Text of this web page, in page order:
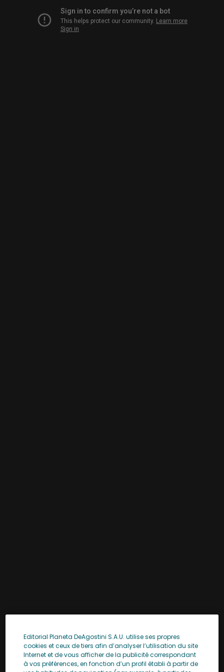
Editorial Planeta DeAgostini S.A.U. utilise ses propres
cookies et ceux de tiers afin d’analyser l’utilisation du site
Internet et de vous afficher de la publicité correspondant
à vos préférences, en fonction d’un profil établi à partir de